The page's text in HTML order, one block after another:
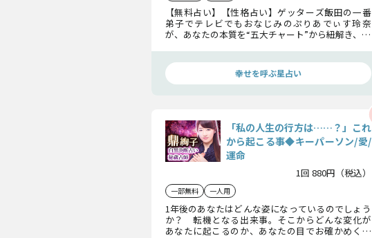
【無料占い】【性格占い】ゲッターズ飯田の一番
弟子でテレビでもおなじみのぷりあでぃす玲奈
が、あなたの本質を“五大チャート”から紐解き、今
幸せを呼ぶ星占い
「私の人生の行方は……？」これ
から起こる事◆キーパーソン/愛/
運命
1回 880円（税込）
一部無料 一人用
1年後のあなたはどんな姿になっているのでしょう
か？ 転機となる出来事。そこからどんな変化が
あなたに起こるのか、あなたの目でお確かめくだ